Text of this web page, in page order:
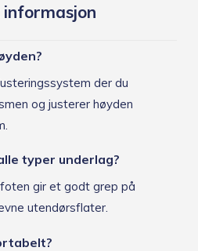
der du
og justerer høyden
typer underlag?
gir et godt grep på
utendørsflater.